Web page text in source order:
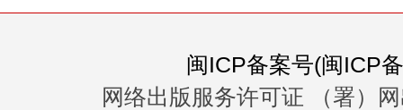
闽ICP备案号(闽ICP
网络出版服务许可证 （署）